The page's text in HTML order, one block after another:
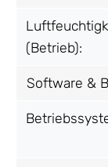
(Betrieb):
Software &